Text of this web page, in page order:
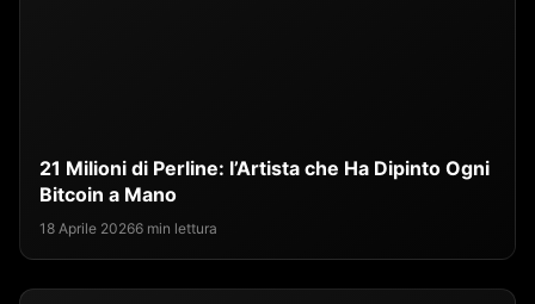
21 Milioni di Perline: l’Artista che Ha Dipinto Ogni
Bitcoin a Mano
18 Aprile 20266 min lettura